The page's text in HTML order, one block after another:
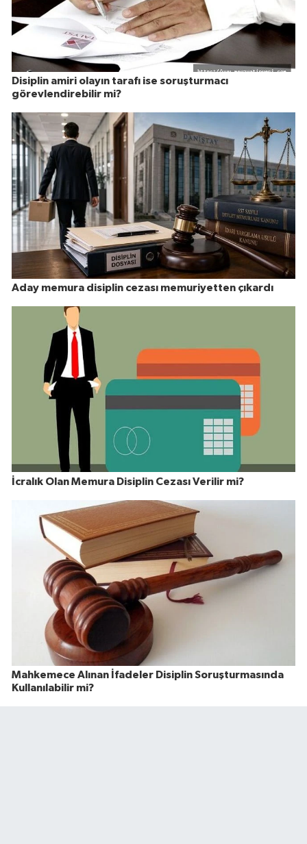
Disiplin amiri olayın tarafı ise soruşturmacı
görevlendirebilir mi?
Aday memura disiplin cezası memuriyetten çıkardı
İcralık Olan Memura Disiplin Cezası Verilir mi?
Mahkemece Alınan İfadeler Disiplin Soruşturmasında
Kullanılabilir mi?